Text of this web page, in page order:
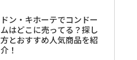
ドン・キホーテでコンドー
ムはどこに売ってる？探し
方とおすすめ人気商品を紹
介！